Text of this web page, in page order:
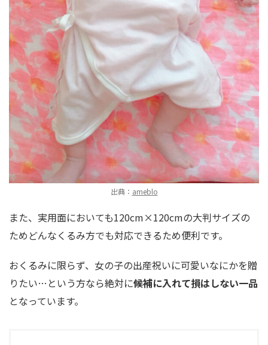
出典： ameblo
また、実用面においても120cm×120cmの大判サイズの
ためどんなくるみ方でも対応できるため便利です。
おくるみに限らず、女の子の出産祝いに可愛いなにかを贈
りたい…という方なら絶対に候補に入れて損はしない一品
となっています。